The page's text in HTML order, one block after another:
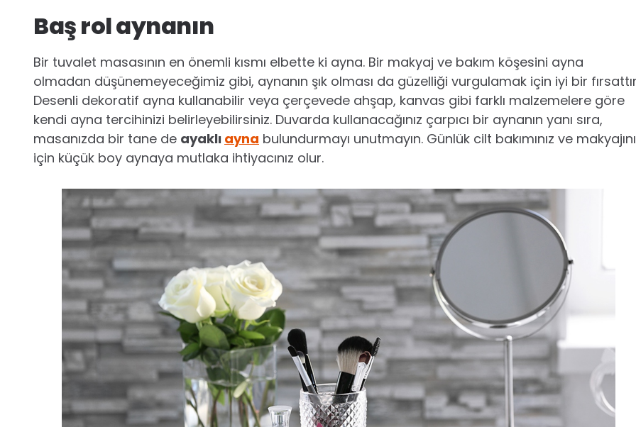
Baş rol aynanın
Bir tuvalet masasının en önemli kısmı elbette ki ayna. Bir makyaj ve bakım köşesini ayna
olmadan düşünemeyeceğimiz gibi, aynanın şık olması da güzelliği vurgulamak için iyi bir
Desenli dekoratif ayna kullanabilir veya çerçevede ahşap, kanvas gibi farklı malzemelere göre
kendi ayna tercihinizi belirleyebilirsiniz. Duvarda kullanacağınız çarpıcı bir aynanın yanı sıra,
masanızda bir tane de ayaklı ayna bulundurmayı unutmayın. Günlük cilt bakımınız ve
için küçük boy aynaya mutlaka ihtiyacınız olur.